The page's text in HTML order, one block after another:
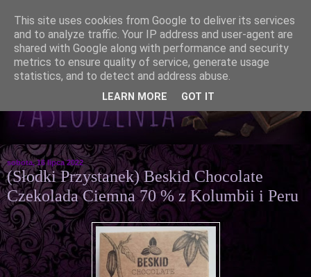
sobota, 16 lipca 2022
(Słodki Przystanek) Beskid Chocolate
Czekolada Ciemna 70 % z Kolumbii i Peru
This site uses cookies from Google to deliver its services
and to analyze traffic. Your IP address and user-agent are
shared with Google along with performance and security
metrics to ensure quality of service, generate usage
statistics, and to detect and address abuse.
LEARN MORE GOT IT